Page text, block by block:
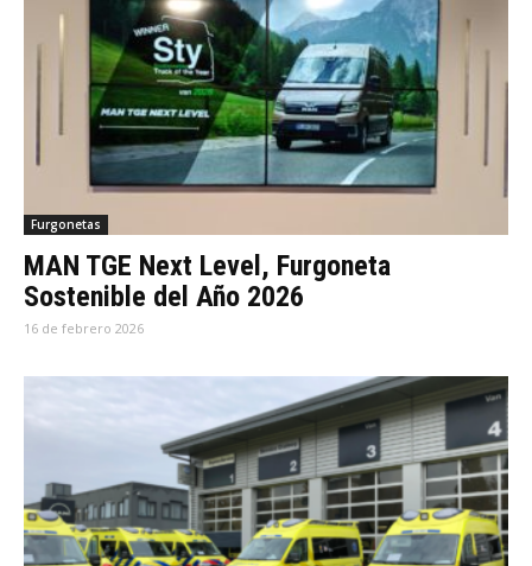
Furgonetas
MAN TGE Next Level, Furgoneta
Sostenible del Año 2026
16 de febrero 2026